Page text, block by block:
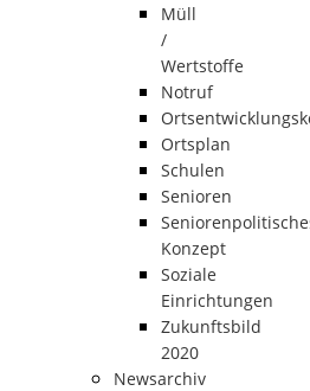
Müll
/
Wertstoffe
Notruf
Ortsplan
Schulen
Senioren
Konzept
Soziale
Einrichtungen
Zukunftsbild
2020
Newsarchiv